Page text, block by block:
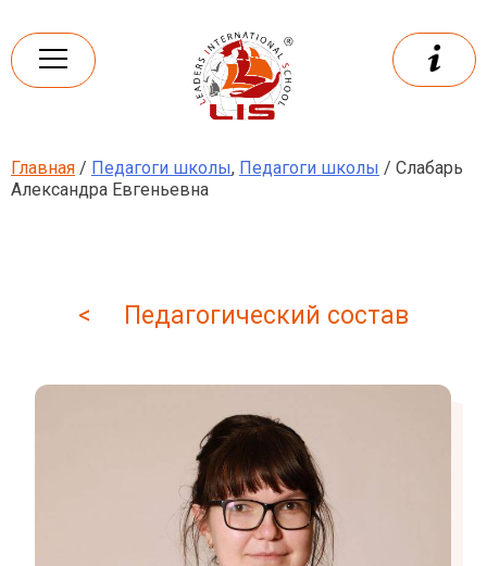
content
Leaders
International school
Главная / Педагоги школы, Педагоги школы / Слабарь
Александра Евгеньевна
< Педагогический состав